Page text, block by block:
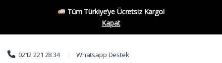
Tüm Türkiye’ye Ücretsiz Kargo!
Kapat
Skip to navigation
Skip to content
0212 221 28 34 Whatsapp Destek